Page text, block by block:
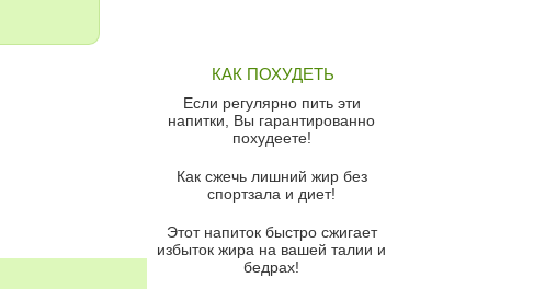
красного перца
Парижский луковый суп
Суп из спаржи и горошка с
Суп-крем из цветной капусты
Французский луковый суп
Суп из баклажанов с моцареллой
КАК ПОХУДЕТЬ
Если регулярно пить эти
напитки, Вы гарантированно
похудеете!
Как сжечь лишний жир без
спортзала и диет!
Этот напиток быстро сжигает
избыток жира на вашей талии и
бедрах!